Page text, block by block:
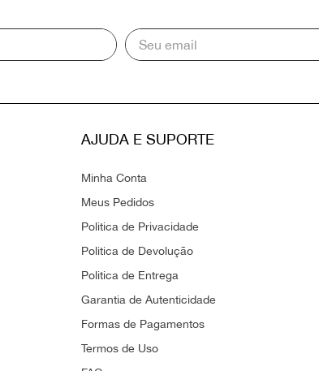
AJUDA E SUPORTE
Minha Conta
Meus Pedidos
Politica de Privacidade
Politica de Devolução
Politica de Entrega
Garantia de Autenticidade
Formas de Pagamentos
Termos de Uso